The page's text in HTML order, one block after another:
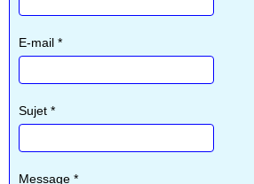
E-mail *
Sujet *
Message *